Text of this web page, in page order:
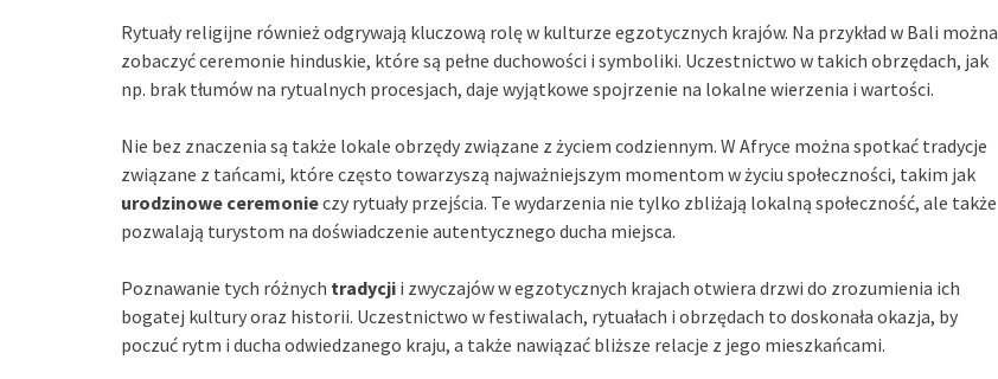
Rytuały religijne również odgrywają kluczową rolę w kulturze egzotycznych krajów. Na przykład w Bali można
zobaczyć ceremonie hinduskie, które są pełne duchowości i symboliki. Uczestnictwo w takich obrzędach, jak
np. brak tłumów na rytualnych procesjach, daje wyjątkowe spojrzenie na lokalne wierzenia i wartości.
Nie bez znaczenia są także lokale obrzędy związane z życiem codziennym. W Afryce można spotkać tradycje
związane z tańcami, które często towarzyszą najważniejszym momentom w życiu społeczności, takim jak
urodzinowe ceremonieczy rytuały przejścia. Te wydarzenia nie tylko zbliżają lokalną społeczność, ale także
pozwalają turystom na doświadczenie autentycznego ducha miejsca.
Poznawanie tych różnych tradycji i zwyczajów w egzotycznych krajach otwiera drzwi do zrozumienia ich
bogatej kultury oraz historii. Uczestnictwo w festiwalach, rytuałach i obrzędach to doskonała okazja, by
poczuć rytm i ducha odwiedzanego kraju, a także nawiązać bliższe relacje z jego mieszkańcami.